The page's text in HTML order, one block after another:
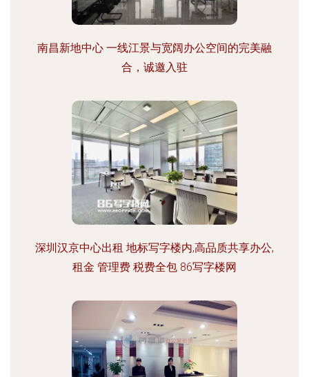
南昌新地中心 一线江景与宽阔办公空间的完美融
合，诚邀入驻
深圳汉京中心出租 地标写字楼内,高品质共享办公,
租金 管理费 税费全包 86写字楼网